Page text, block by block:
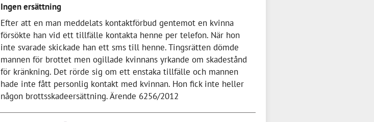
Ingen ersättning
Efter att en man meddelats kontaktförbud gentemot en kvinna
försökte han vid ett tillfälle kontakta henne per telefon. När hon
inte svarade skickade han ett sms till henne. Tingsrätten dömde
mannen för brottet men ogillade kvinnans yrkande om skadestånd
för kränkning. Det rörde sig om ett enstaka tillfälle och mannen
hade inte fått personlig kontakt med kvinnan. Hon fick inte heller
någon brottsskadeersättning. Ärende 6256/2012